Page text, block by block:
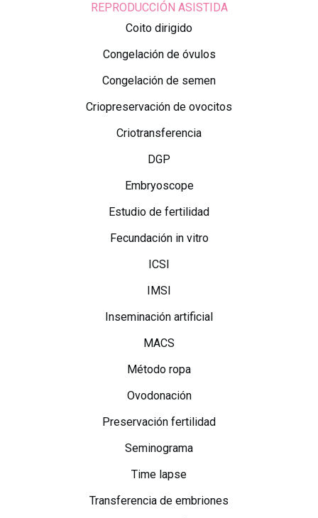
REPRODUCCIÓN ASISTIDA
Coito dirigido
Congelación de óvulos
Congelación de semen
Criopreservación de ovocitos
Criotransferencia
DGP
Embryoscope
Estudio de fertilidad
Fecundación in vitro
ICSI
IMSI
Inseminación artificial
MACS
Método ropa
Ovodonación
Preservación fertilidad
Seminograma
Time lapse
Transferencia de embriones